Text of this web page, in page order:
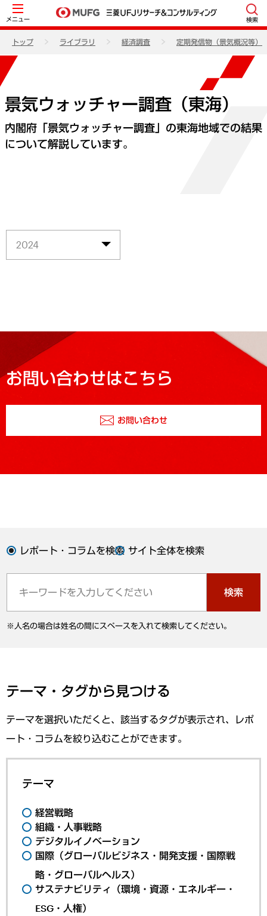
メニュー 検索
トップ ライブラリ 経済調査 定期発信物（景気概況等）
景気ウォッチャー調査（東海）
内閣府「景気ウォッチャー調査」の東海地域での結果
について解説しています。
お問い合わせはこちら
お問い合わせ
レポート・コラムを検索 サイト全体を検索
検索
※人名の場合は姓名の間にスペースを入れて検索してください。
テーマ・タグから見つける
テーマを選択いただくと、該当するタグが表示され、レポ
ート・コラムを絞り込むことができます。
テーマ
経営戦略
組織・人事戦略
デジタルイノベーション
国際（グローバルビジネス・開発支援・国際戦
略・グローバルヘルス）
サステナビリティ（環境・資源・エネルギー・
ESG・人権）